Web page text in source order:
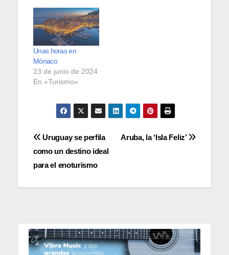
Unas horas en
Mónaco
23 de junio de 2024
En «Turismo»
Navegación
de
entradas
Aruba, la ‘Isla Feliz’
Uruguay se perfila
como un destino ideal
para el enoturismo